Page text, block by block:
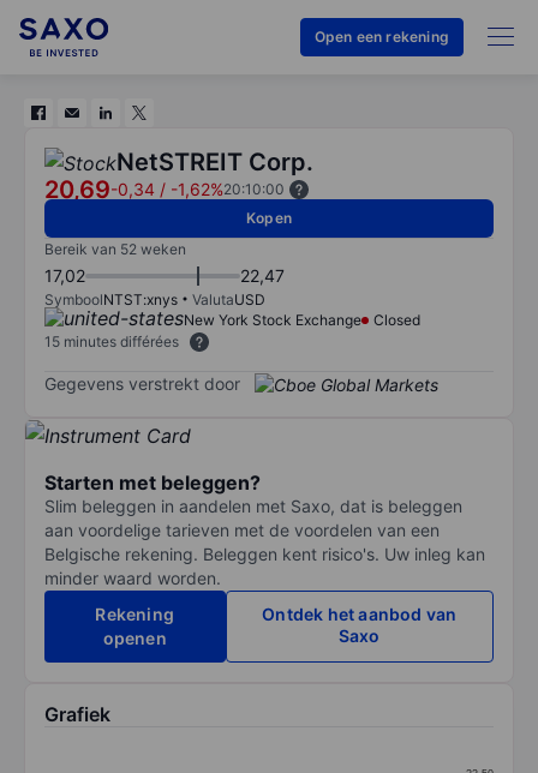
Open een rekening
NetSTREIT Corp.
20,69-0,34 / -1,62%20:10:00
Kopen
Bereik van 52 weken
17,02 22,47
SymboolNTST:xnys ValutaUSD
New York Stock Exchange
Closed
15 minutes différées
Gegevens verstrekt door
Starten met beleggen?
Slim beleggen in aandelen met Saxo, dat is beleggen
aan voordelige tarieven met de voordelen van een
Belgische rekening. Beleggen kent risico's. Uw inleg kan
minder waard worden.
Rekening
openen
Ontdek het aanbod van
Saxo
Grafiek